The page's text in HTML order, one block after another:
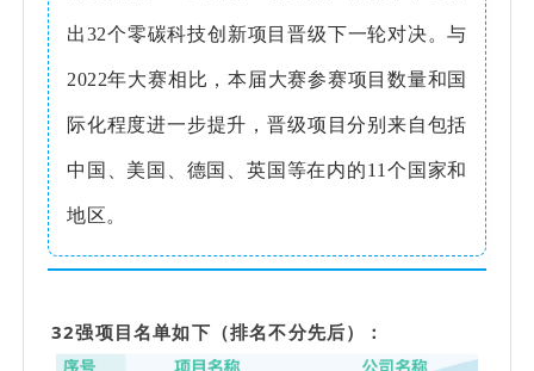
出32个零碳科技创新项目晋级下一轮对决。与
2022年大赛相比，本届大赛参赛项目数量和国
际化程度进一步提升，晋级项目分别来自包括
中国、美国、德国、英国等在内的11个国家和
地区。
32强项目名单如下（排名不分先后）：